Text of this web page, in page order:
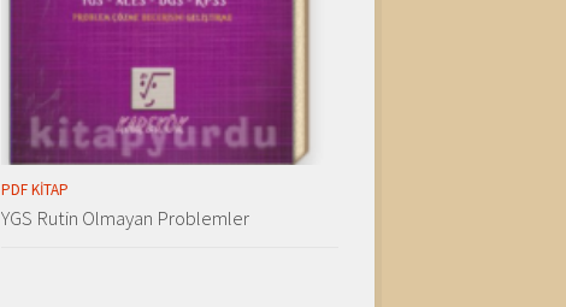
PDF KITAP
YGS Rutin Olmayan Problemler